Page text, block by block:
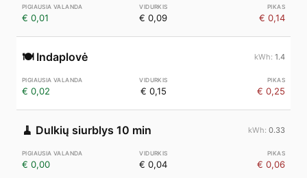
€ 0,01 € 0,09 € 0,14
🍽️ Indaplovė 1.4
€ 0,02 € 0,15 € 0,25
🧹 Dulkių siurblys 10 min 0.33
€ 0,00 € 0,04 € 0,06